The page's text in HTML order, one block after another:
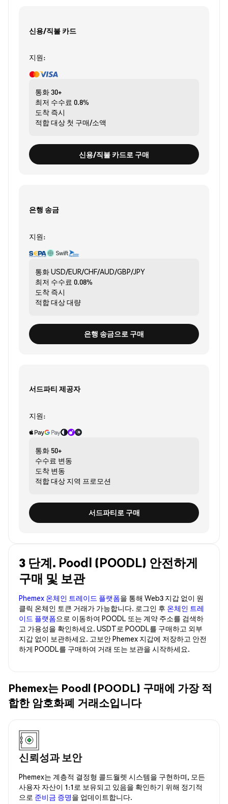
신용/직불 카드
지원:
통화30+
최저 수수료 0.8%
도착 즉시
적합 대상 첫 구매/소액
신용/직불 카드로 구매
은행 송금
지원:
통화USD/EUR/CHF/AUD/GBP/JPY
최저 수수료 0.08%
도착 즉시
적합 대상대량
은행 송금으로 구매
서드파티 제공자
지원:
통화 50+
수수료 변동
도착 변동
적합 대상 지역 프로모션
서드파티로 구매
3 단계. Poodl (POODL) 안전하게
구매 및 보관
Phemex 온체인 트레이드 플랫폼을 통해 Web3 지갑 없이 원
클릭 온체인 토큰 거래가 가능합니다. 로그인 후 온체인 트레
이드 플랫폼으로 이동하여 POODL 또는 계약 주소를 검색하
고 가용성을 확인하세요. USDT로 POODL를 구매하고 외부
지갑 없이 보관하세요. 고보안 Phemex 지갑에 저장하고 안전
하게 POODL를 구매하여 거래 또는 보관을 시작하세요.
Phemex는 Poodl (POODL) 구매에 가장 적
합한 암호화폐 거래소입니다
신뢰성과 보안
Phemex는 계층적 결정형 콜드월렛 시스템을 구현하며, 모든
사용자 자산이 1:1로 보유되고 있음을 확인하기 위해 정기적
으로 준비금 증명을 업데이트합니다.